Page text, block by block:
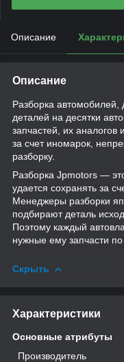
Описание
Описание
Разборка
деталей на десятки
запчастей, их аналогов
за счет иномарок,
разборку.
Разборка Jpmotors —
удается сохранять за
Менеджеры разборки
подбирают деталь
Поэтому каждый
нужные ему запчасти
Скрыть
Характеристики
Основные атрибуты
Производитель